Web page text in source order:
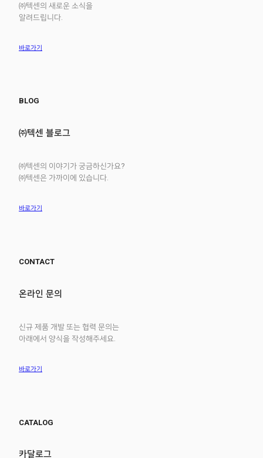
㈜텍센의 새로운 소식을
알려드립니다.
바로가기
BLOG
㈜텍센 블로그
㈜텍센의 이야기가 궁금하신가요?
㈜텍센은 가까이에 있습니다.
바로가기
CONTACT
온라인 문의
신규 제품 개발 또는 협력 문의는
아래에서 양식을 작성해주세요.
바로가기
CATALOG
카달로그